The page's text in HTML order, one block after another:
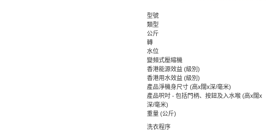
型號
類型
公斤
轉
水位
變頻式壓縮機
香港能源效益 (級別)
香港用水效益 (級別)
產品淨機身尺寸 (高x闊x深/毫米)
產品呎吋 - 包括門柄、按鈕及入水喉 (高x闊x
深/毫米)
重量 (公斤)
洗衣程序